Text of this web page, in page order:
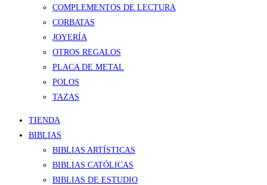
COMPLEMENTOS DE LECTURA
CORBATAS
JOYERÍA
OTROS REGALOS
PLACA DE METAL
POLOS
TAZAS
TIENDA
BIBLIAS
BIBLIAS ARTÍSTICAS
BIBLIAS CATÓLICAS
BIBLIAS DE ESTUDIO